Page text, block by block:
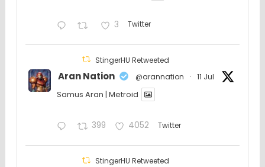
3 Twitter
StingerHU Retweeted
Aran Nation @arannation · 11 Jul
Samus Aran | Metroid
399 4052 Twitter
StingerHU Retweeted